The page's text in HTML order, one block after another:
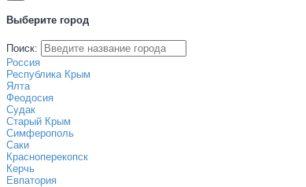
Выберите город
Поиск:
Россия
Республика Крым
Ялта
Феодосия
Судак
Старый Крым
Симферополь
Саки
Красноперекопск
Керчь
Евпатория